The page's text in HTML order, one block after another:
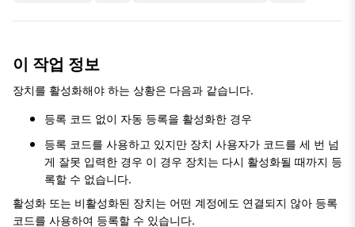
이 작업 정보
장치를 활성화해야 하는 상황은 다음과 같습니다.
등록 코드 없이 자동 등록을 활성화한 경우
등록 코드를 사용하고 있지만 장치 사용자가 코드를 세 번 넘
게 잘못 입력한 경우 이 경우 장치는 다시 활성화될 때까지 등
록할 수 없습니다.
활성화 또는 비활성화된 장치는 어떤 계정에도 연결되지 않아 등록
코드를 사용하여 등록할 수 있습니다.